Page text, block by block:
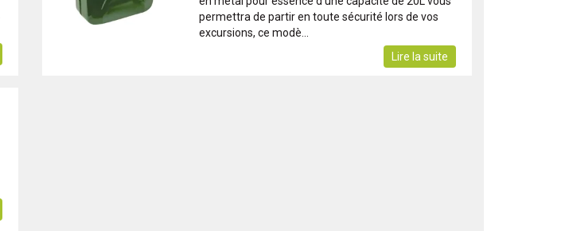
permettra de partir en toute sécurité lors de vos
excursions, ce modè...
Lire la suite